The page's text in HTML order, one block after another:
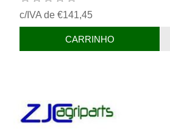
c/IVA de €141,45